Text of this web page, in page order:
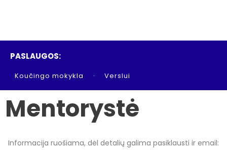
PASLAUGOS:
Koučingo mokykla Verslui
Mentorystė
Informacija ruošiama, dėl detalių galima pasiklausti ir email: